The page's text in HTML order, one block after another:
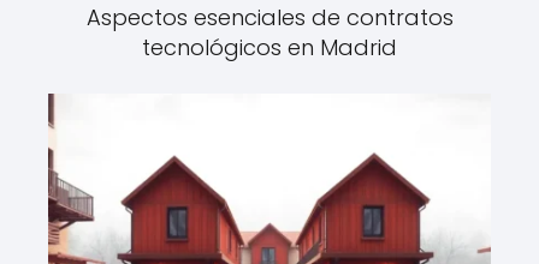
Aspectos esenciales de contratos
tecnológicos en Madrid